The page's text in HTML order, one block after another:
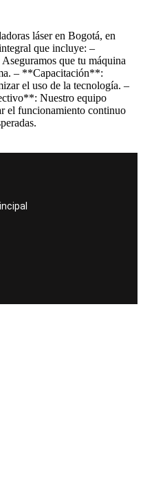
láser en Bogotá, en
que incluye: –
que tu máquina
– **Capacitación**:
el uso de la tecnología. –
Nuestro equipo
el funcionamiento continuo